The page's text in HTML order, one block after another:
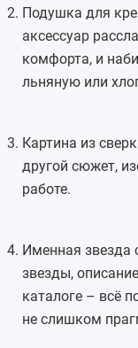
Подушка для
аксессуар
комфорта, и
льняную или
Картина из
другой сюжет,
работе.
Именная звезда
звезды,
каталоге – всё
не слишком